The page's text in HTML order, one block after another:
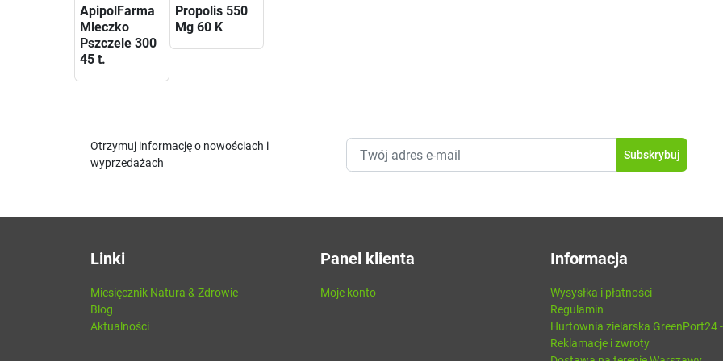
ApipolFarma
Mleczko
Pszczele 300
45 t.
Propolis 550
Mg 60 K
Otrzymuj informację o nowościach i
wyprzedażach
Linki
Miesięcznik Natura & Zdrowie
Blog
Aktualności
Panel klienta
Moje konto
Informacja
Wysysłka i płatności
Regulamin
Hurtownia zielarska GreenPort24
Reklamacje i zwroty